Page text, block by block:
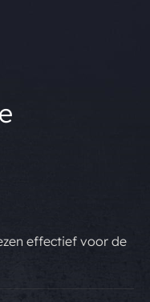
effectief voor de